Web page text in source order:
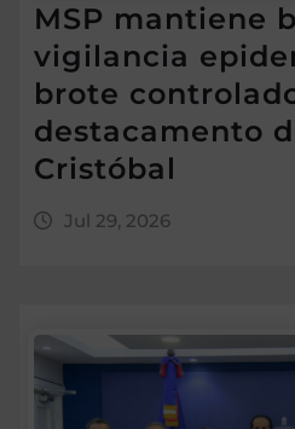
MSP mantiene
vigilancia
brote
destacamento
Cristóbal
Jul 29, 2026